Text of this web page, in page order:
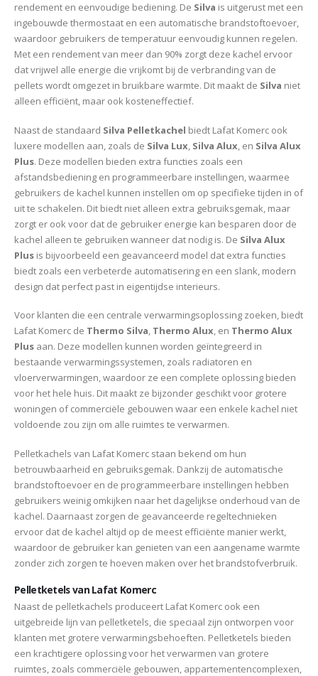
rendement en eenvoudige bediening. De Silva is uitgerust met een
ingebouwde thermostaat en een automatische brandstoftoevoer,
waardoor gebruikers de temperatuur eenvoudig kunnen regelen.
Met een rendement van meer dan 90% zorgt deze kachel ervoor
dat vrijwel alle energie die vrijkomt bij de verbranding van de
pellets wordt omgezet in bruikbare warmte. Dit maakt de Silva niet
alleen efficiënt, maar ook kosteneffectief.
Naast de standaard Silva Pelletkachel biedt Lafat Komerc ook
luxere modellen aan, zoals de Silva Lux, Silva Alux, en Silva Alux
Plus. Deze modellen bieden extra functies zoals een
afstandsbediening en programmeerbare instellingen, waarmee
gebruikers de kachel kunnen instellen om op specifieke tijden in of
uit te schakelen. Dit biedt niet alleen extra gebruiksgemak, maar
zorgt er ook voor dat de gebruiker energie kan besparen door de
kachel alleen te gebruiken wanneer dat nodig is. De Silva Alux
Plus is bijvoorbeeld een geavanceerd model dat extra functies
biedt zoals een verbeterde automatisering en een slank, modern
design dat perfect past in eigentijdse interieurs.
Voor klanten die een centrale verwarmingsoplossing zoeken, biedt
Lafat Komerc de Thermo Silva, Thermo Alux, en Thermo Alux
Plus aan. Deze modellen kunnen worden geïntegreerd in
bestaande verwarmingssystemen, zoals radiatoren en
vloerverwarmingen, waardoor ze een complete oplossing bieden
voor het hele huis. Dit maakt ze bijzonder geschikt voor grotere
woningen of commerciële gebouwen waar een enkele kachel niet
voldoende zou zijn om alle ruimtes te verwarmen.
Pelletkachels van Lafat Komerc staan bekend om hun
betrouwbaarheid en gebruiksgemak. Dankzij de automatische
brandstoftoevoer en de programmeerbare instellingen hebben
gebruikers weinig omkijken naar het dagelijkse onderhoud van de
kachel. Daarnaast zorgen de geavanceerde regeltechnieken
ervoor dat de kachel altijd op de meest efficiënte manier werkt,
waardoor de gebruiker kan genieten van een aangename warmte
zonder zich zorgen te hoeven maken over het brandstofverbruik.
Pelletketels van Lafat Komerc
Naast de pelletkachels produceert Lafat Komerc ook een
uitgebreide lijn van pelletketels, die speciaal zijn ontworpen voor
klanten met grotere verwarmingsbehoeften. Pelletketels bieden
een krachtigere oplossing voor het verwarmen van grotere
ruimtes, zoals commerciële gebouwen, appartementencomplexen,